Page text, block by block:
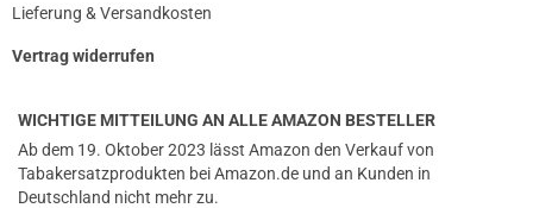
Lieferung & Versandkosten
Vertrag widerrufen
WICHTIGE MITTEILUNG AN ALLE AMAZON BESTELLER
Ab dem 19. Oktober 2023 lässt Amazon den Verkauf von
Tabakersatzprodukten bei Amazon.de und an Kunden in
Deutschland nicht mehr zu.